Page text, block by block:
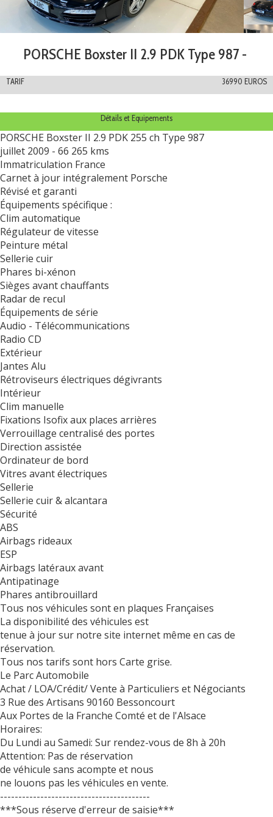
PORSCHE Boxster II 2.9 PDK Type 987 -
TARIF 36990 EUROS
Détails et Equipements
PORSCHE Boxster II 2.9 PDK 255 ch Type 987
juillet 2009 - 66 265 kms
Immatriculation France
Carnet à jour intégralement Porsche
Révisé et garanti
Équipements spécifique :
Clim automatique
Régulateur de vitesse
Peinture métal
Sellerie cuir
Phares bi-xénon
Sièges avant chauffants
Radar de recul
Équipements de série
Audio - Télécommunications
Radio CD
Extérieur
Jantes Alu
Rétroviseurs électriques dégivrants
Intérieur
Clim manuelle
Fixations Isofix aux places arrières
Verrouillage centralisé des portes
Direction assistée
Ordinateur de bord
Vitres avant électriques
Sellerie
Sellerie cuir & alcantara
Sécurité
ABS
Airbags rideaux
ESP
Airbags latéraux avant
Antipatinage
Phares antibrouillard
Tous nos véhicules sont en plaques Françaises
La disponibilité des véhicules est
tenue à jour sur notre site internet même en cas de
réservation.
Tous nos tarifs sont hors Carte grise.
Le Parc Automobile
Achat / LOA/Crédit/ Vente à Particuliers et Négociants
3 Rue des Artisans 90160 Bessoncourt
Aux Portes de la Franche Comté et de l'Alsace
Horaires:
Du Lundi au Samedi: Sur rendez-vous de 8h à 20h
Attention: Pas de réservation
de véhicule sans acompte et nous
ne louons pas les véhicules en vente.
-----------------------------------------
***Sous réserve d'erreur de saisie***